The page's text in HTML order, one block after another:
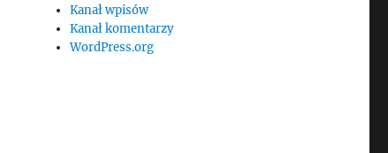
Kanał wpisów
Kanał komentarzy
WordPress.org